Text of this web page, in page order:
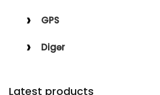
GPS
Digər
Latest products